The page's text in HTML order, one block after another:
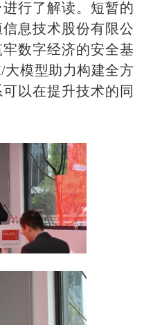
行了解读。短暂的
息技术股份有限公
数字经济的安全基
大模型助力构建全方
以在提升技术的同